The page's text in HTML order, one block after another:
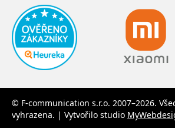
© F-communication s.r.o. 2007–2026.
vyhrazena. | Vytvořilo studio